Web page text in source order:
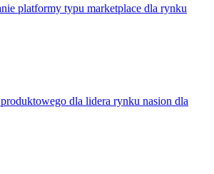
platformy typu marketplace dla rynku
dla lidera rynku nasion dla